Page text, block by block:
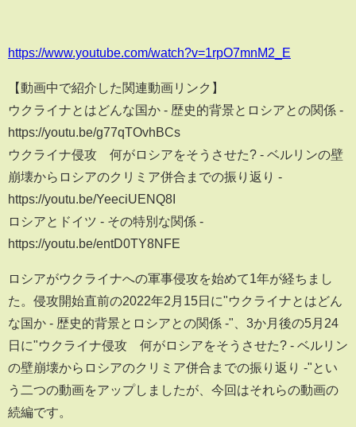
https://www.youtube.com/watch?v=1rpO7mnM2_E
【動画中で紹介した関連動画リンク】
ウクライナとはどんな国か - 歴史的背景とロシアとの関係 -
https://youtu.be/g77qTOvhBCs
ウクライナ侵攻 何がロシアをそうさせた? - ベルリンの壁
崩壊からロシアのクリミア併合までの振り返り -
https://youtu.be/YeeciUENQ8I
ロシアとドイツ - その特別な関係 -
https://youtu.be/entD0TY8NFE
ロシアがウクライナへの軍事侵攻を始めて1年が経ちまし
た。侵攻開始直前の2022年2月15日に"ウクライナとはどん
な国か - 歴史的背景とロシアとの関係 -"、3か月後の5月24
日に"ウクライナ侵攻 何がロシアをそうさせた? - ベルリン
の壁崩壊からロシアのクリミア併合までの振り返り -"とい
う二つの動画をアップしましたが、今回はそれらの動画の
続編です。